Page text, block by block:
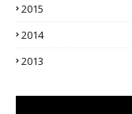
2015
2014
2013